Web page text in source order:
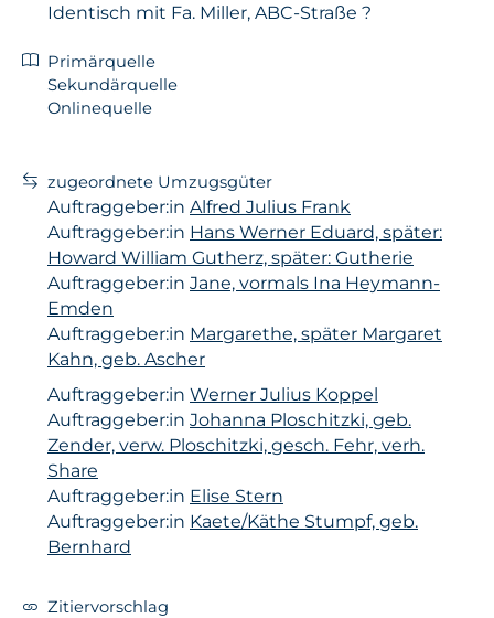
Identisch mit Fa. Miller, ABC-Straße ?
Primärquelle
Sekundärquelle
Onlinequelle
zugeordnete Umzugsgüter
Auftraggeber:in Alfred Julius Frank
Auftraggeber:in Hans Werner Eduard, später:
Howard William Gutherz, später: Gutherie
Auftraggeber:in Jane, vormals Ina Heymann-
Emden
Auftraggeber:in Margarethe, später Margaret
Kahn, geb. Ascher
Auftraggeber:in Werner Julius Koppel
Auftraggeber:in Johanna Ploschitzki, geb.
Zender, verw. Ploschitzki, gesch. Fehr, verh.
Share
Auftraggeber:in Elise Stern
Auftraggeber:in Kaete/Käthe Stumpf, geb.
Bernhard
Zitiervorschlag